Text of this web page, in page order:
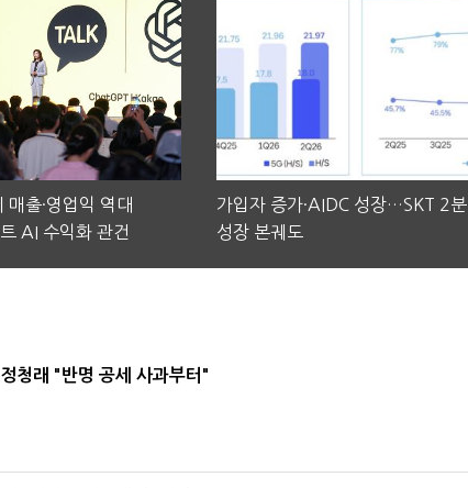
출·영업익 역대
AI 수익화 관건
가입자 증가·AIDC 성장…SKT 2
성장 본궤도
청래 "반명 공세 사과부터"